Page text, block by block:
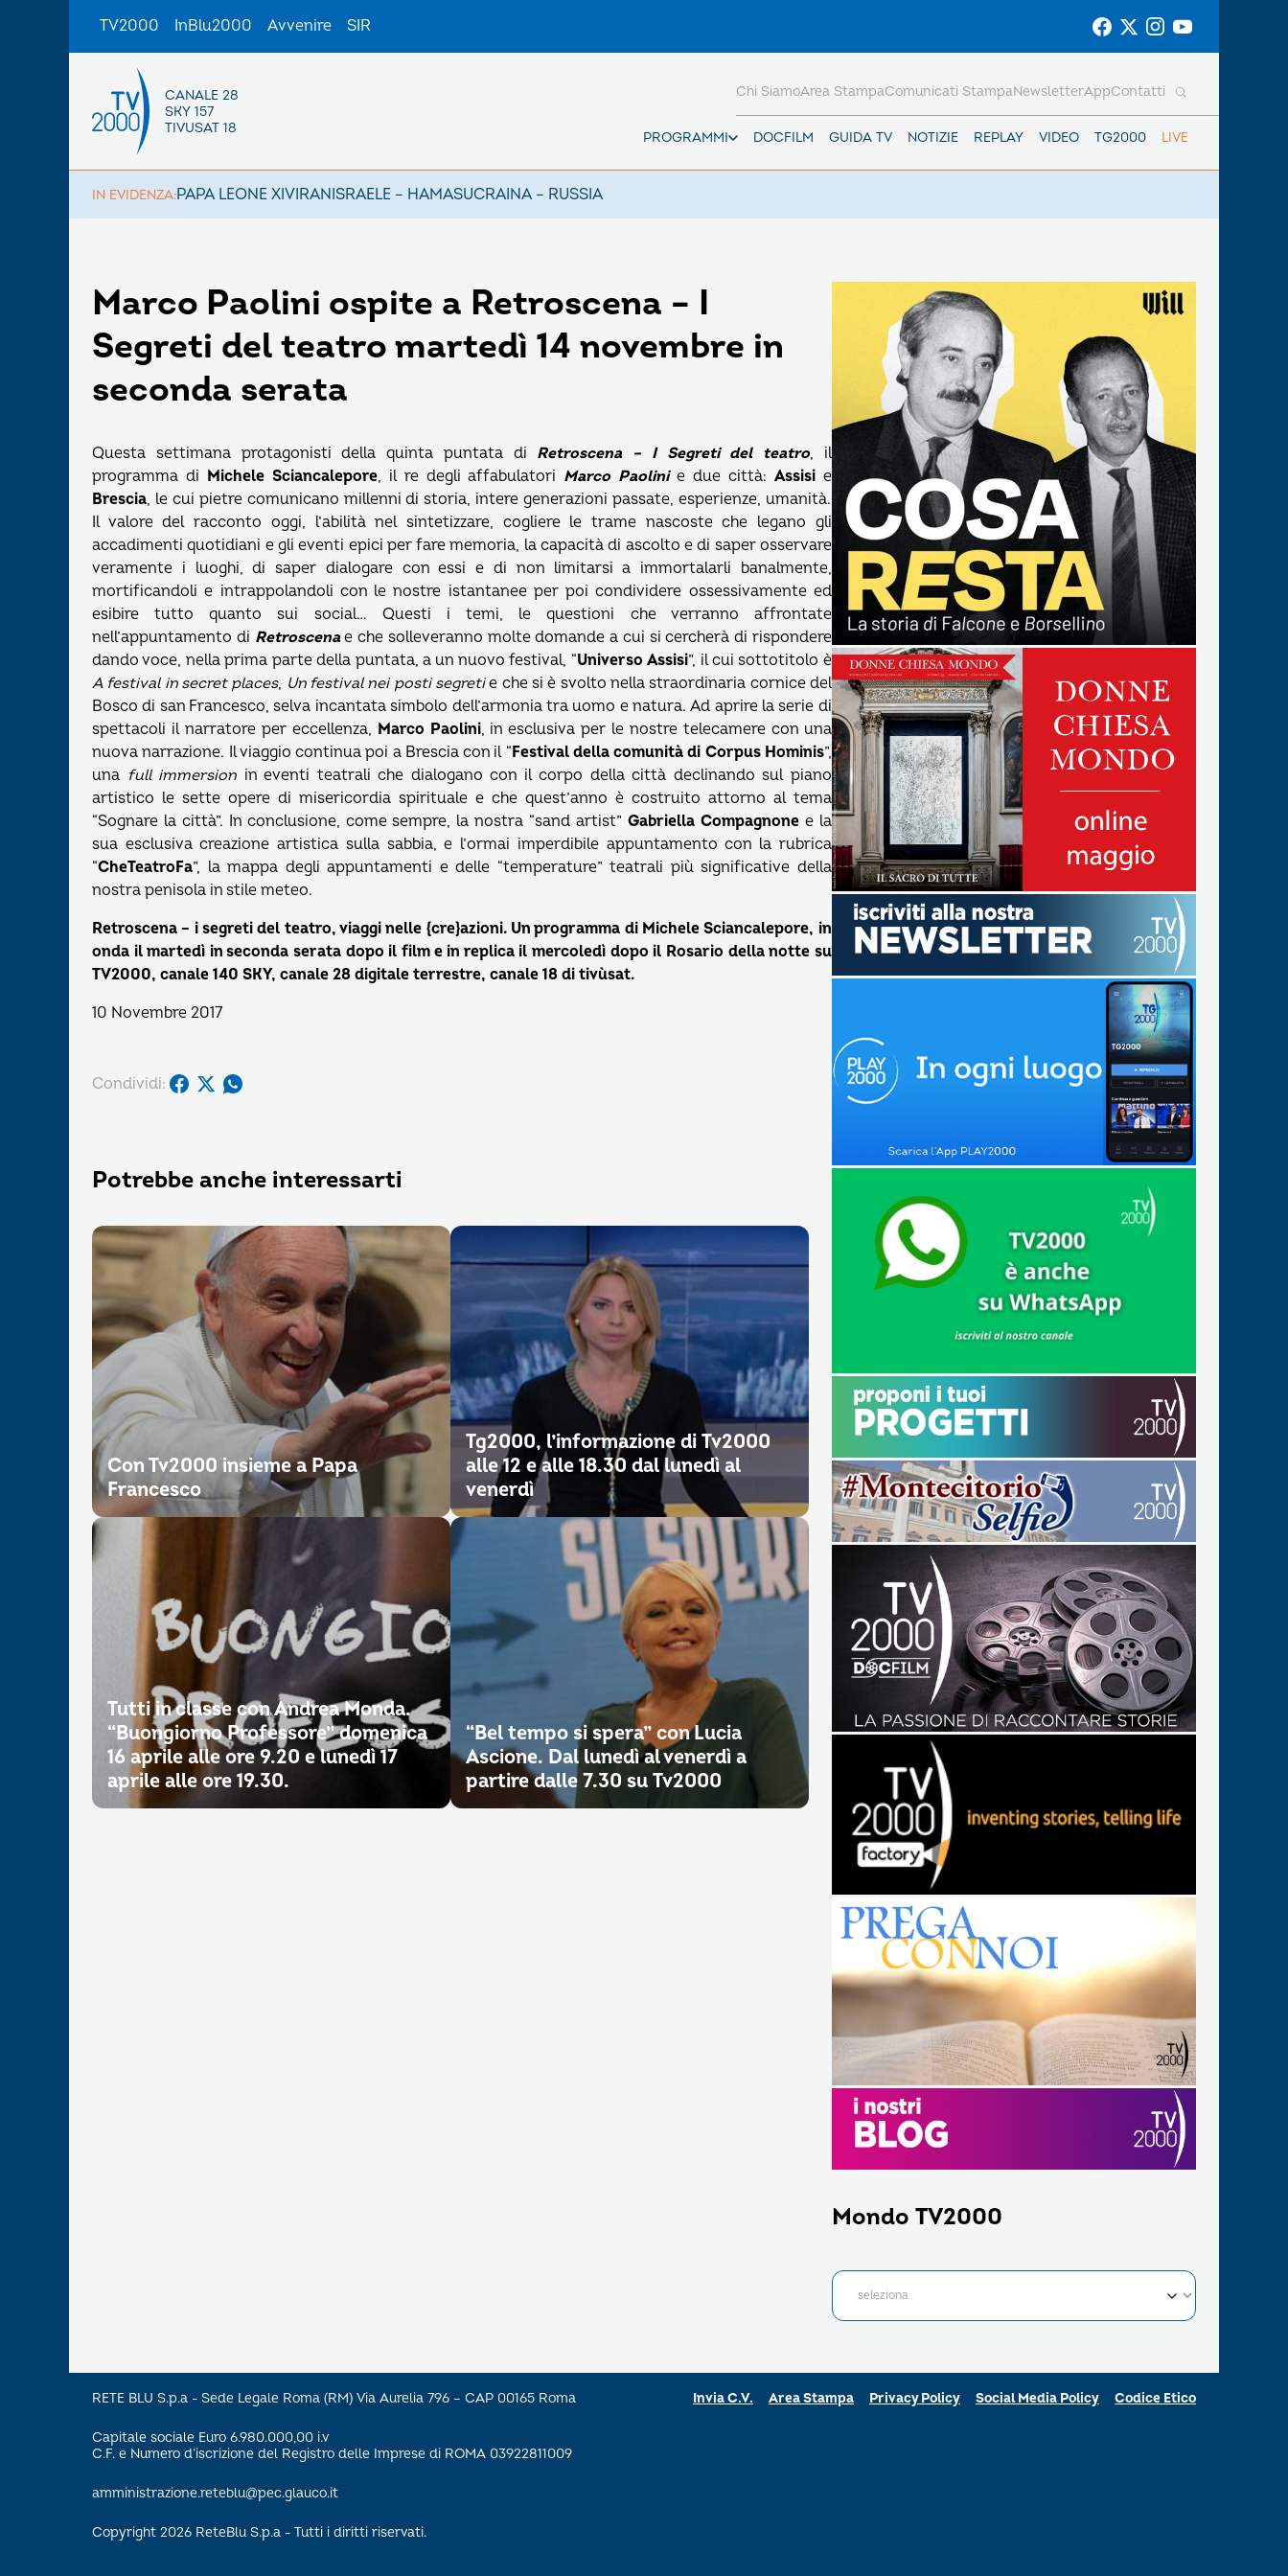
TV2000 InBlu2000 Avvenire SIR
CANALE 28
SKY 157
TIVUSAT 18
PROGRAMMI DOCFILM GUIDA TV NOTIZIE REPLAY VIDEO TG2000 LIVE
Chi SiamoArea StampaComunicati StampaNewsletterAppContatti
IN EVIDENZA:PAPA LEONE XIVIRANISRAELE – HAMASUCRAINA – RUSSIA
Marco Paolini ospite a Retroscena – I
Segreti del teatro martedì 14 novembre in
seconda serata
Questa settimana protagonisti della quinta puntata di Retroscena – I Segreti del teatro, il
programma di Michele Sciancalepore, il re degli affabulatori Marco Paolinie due città: Assisi e
Brescia, le cui pietre comunicano millenni di storia, intere generazioni passate, esperienze, umanità.
Il valore del racconto oggi, l’abilità nel sintetizzare, cogliere le trame nascoste che legano gli
accadimenti quotidiani e gli eventi epici per fare memoria, la capacità di ascolto e di saper osservare
veramente i luoghi, di saper dialogare con essi e di non limitarsi a immortalarli banalmente,
mortificandoli e intrappolandoli con le nostre istantanee per poi condividere ossessivamente ed
esibire tutto quanto sui social… Questi i temi, le questioni che verranno affrontate
nell’appuntamento di Retroscenae che solleveranno molte domande a cui si cercherà di rispondere
dando voce, nella prima parte della puntata, a un nuovo festival, “Universo Assisi”, il cui sottotitolo è
A festival in secret places, Un festival nei posti segretie che si è svolto nella straordinaria cornice del
Bosco di san Francesco, selva incantata simbolo dell’armonia tra uomo e natura. Ad aprire la serie di
spettacoli il narratore per eccellenza, Marco Paolini, in esclusiva per le nostre telecamere con una
nuova narrazione. Il viaggio continua poi a Brescia con il “Festival della comunità di Corpus Hominis”,
una full immersion in eventi teatrali che dialogano con il corpo della città declinando sul piano
artistico le sette opere di misericordia spirituale e che quest’anno è costruito attorno al tema
“Sognare la città”. In conclusione, come sempre, la nostra “sand artist”Gabriella Compagnone e la
sua esclusiva creazione artistica sulla sabbia, e l’ormai imperdibile appuntamento con la rubrica
“CheTeatroFa”, la mappa degli appuntamenti e delle “temperature” teatrali più significative della
nostra penisola in stile meteo.
Retroscena – i segreti del teatro, viaggi nelle {cre}azioni. Un programma di Michele Sciancalepore, in
onda il martedì in seconda serata dopo il film e in replica il mercoledì dopo il Rosario della notte su
TV2000, canale 140 SKY, canale 28 digitale terrestre, canale 18 di tivùsat.
10 Novembre 2017
Condividi:
Potrebbe anche interessarti
Con Tv2000 insieme a Papa
Francesco
Tg2000, l’informazione di Tv2000
alle 12 e alle 18.30 dal lunedì al
venerdì
Tutti in classe con Andrea Monda.
“Buongiorno Professore” domenica
16 aprile alle ore 9.20 e lunedì 17
aprile alle ore 19.30.
“Bel tempo si spera” con Lucia
Ascione. Dal lunedì al venerdì a
partire dalle 7.30 su Tv2000
Mondo TV2000
RETE BLU S.p.a - Sede Legale Roma (RM) Via Aurelia 796 – CAP 00165 Roma
Capitale sociale Euro 6.980.000,00 i.v
C.F. e Numero d’iscrizione del Registro delle Imprese di ROMA 03922811009
amministrazione.reteblu@pec.glauco.it
Copyright 2026 ReteBlu S.p.a - Tutti i diritti riservati.
Invia C.V. Area Stampa Privacy Policy Social Media Policy Codice Etico